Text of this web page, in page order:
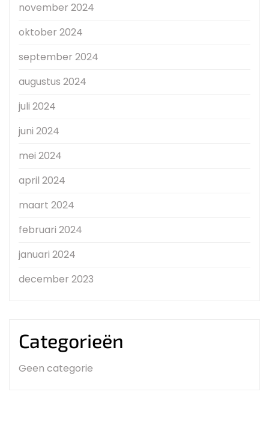
november 2024
oktober 2024
september 2024
augustus 2024
juli 2024
juni 2024
mei 2024
april 2024
maart 2024
februari 2024
januari 2024
december 2023
Categorieën
Geen categorie